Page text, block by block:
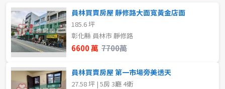
60~70 坪 70~80 坪
80坪以上
~ 坪
樓層
不拘
11~20樓
~ 樓
員林買賣房屋 靜修路大面寬黃金店面
185.6 坪
彰化縣 員林市 靜修路
6600 萬 7700萬
員林買賣房屋 第一市場旁美透天
27.58 坪 | 5房 3廳 4衛